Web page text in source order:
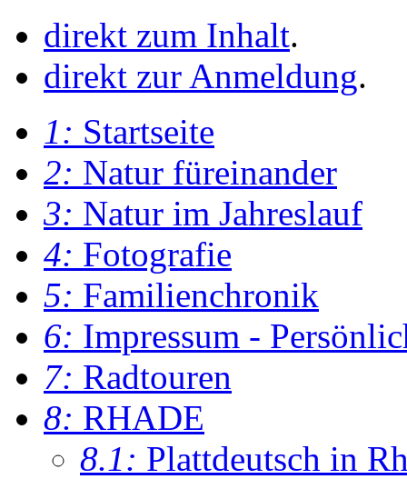
direkt zum Inhalt.
direkt zur Anmeldung.
1: Startseite
2: Natur füreinander
3: Natur im Jahreslauf
4: Fotografie
5: Familienchronik
6: Impressum -
7: Radtouren
8: RHADE
8.1: Plattdeutsch in